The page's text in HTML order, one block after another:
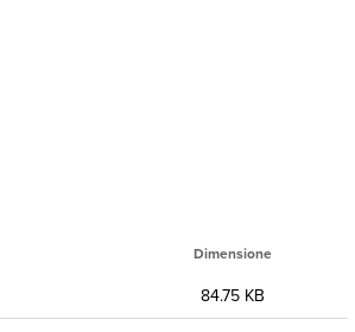
Dimensione
84.75 KB